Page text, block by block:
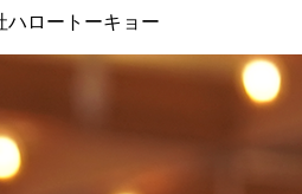
ロートーキョー